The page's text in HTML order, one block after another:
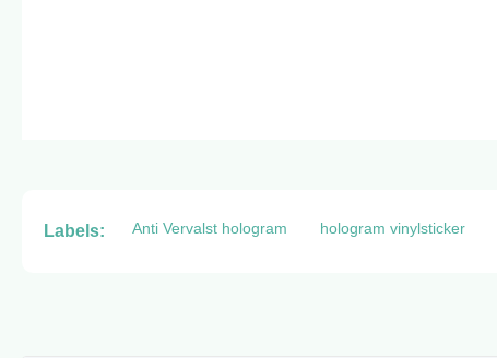
Labels: Anti Vervalst hologram hologram vinylsticker